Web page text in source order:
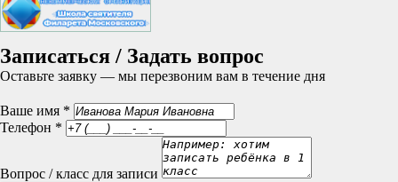
Записаться / Задать вопрос
Оставьте заявку — мы перезвоним вам в течение дня
Ваше имя *
Телефон *
Вопрос / класс для записи